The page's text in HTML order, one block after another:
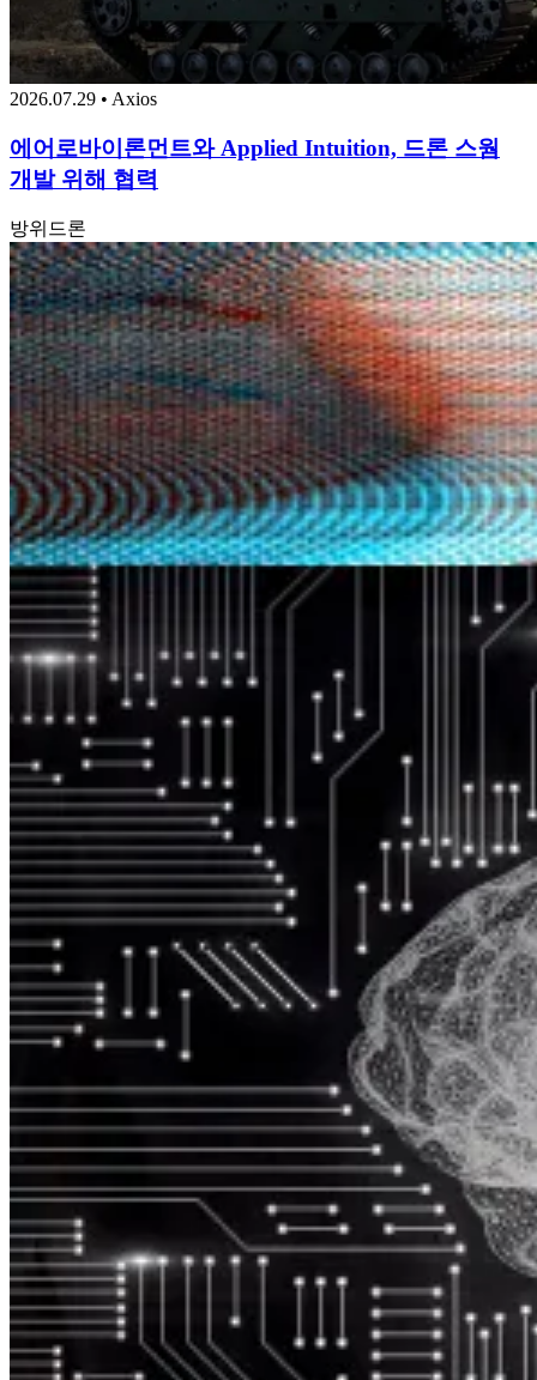
2026.07.29 • Axios
에어로바이론먼트와 Applied Intuition, 드론 스웜
개발 위해 협력
방위 드론